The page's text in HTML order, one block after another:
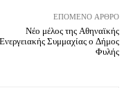
ΕΠΌΜΕΝΟ ΆΡΘΡΟ
Νέο μέλος της Αθηναϊκής
Ενεργειακής Συμμαχίας ο Δήμος
Φυλής